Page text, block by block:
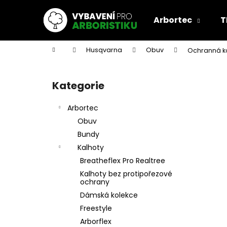
Arbortec
Domů Husqvarna Obuv Ochranná
Přeskočit
kategorie
Kategorie
Arbortec
Obuv
Bundy
Kalhoty
Breatheflex Pro Realtree
Kalhoty bez protipořezové
ochrany
Dámská kolekce
Freestyle
Arborflex
í
Zpět
do
Zpět
do